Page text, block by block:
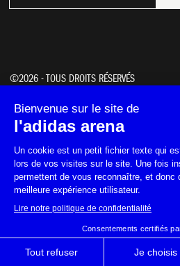
NOS ACTUS
NOS
©2026 - TOUS DROITS RÉSERVÉS
NOTRE POLITIQUE RSE
COOKIES
DÉCLARATION D'ACCESSIBILITÉ
MENTIONS LÉGALES